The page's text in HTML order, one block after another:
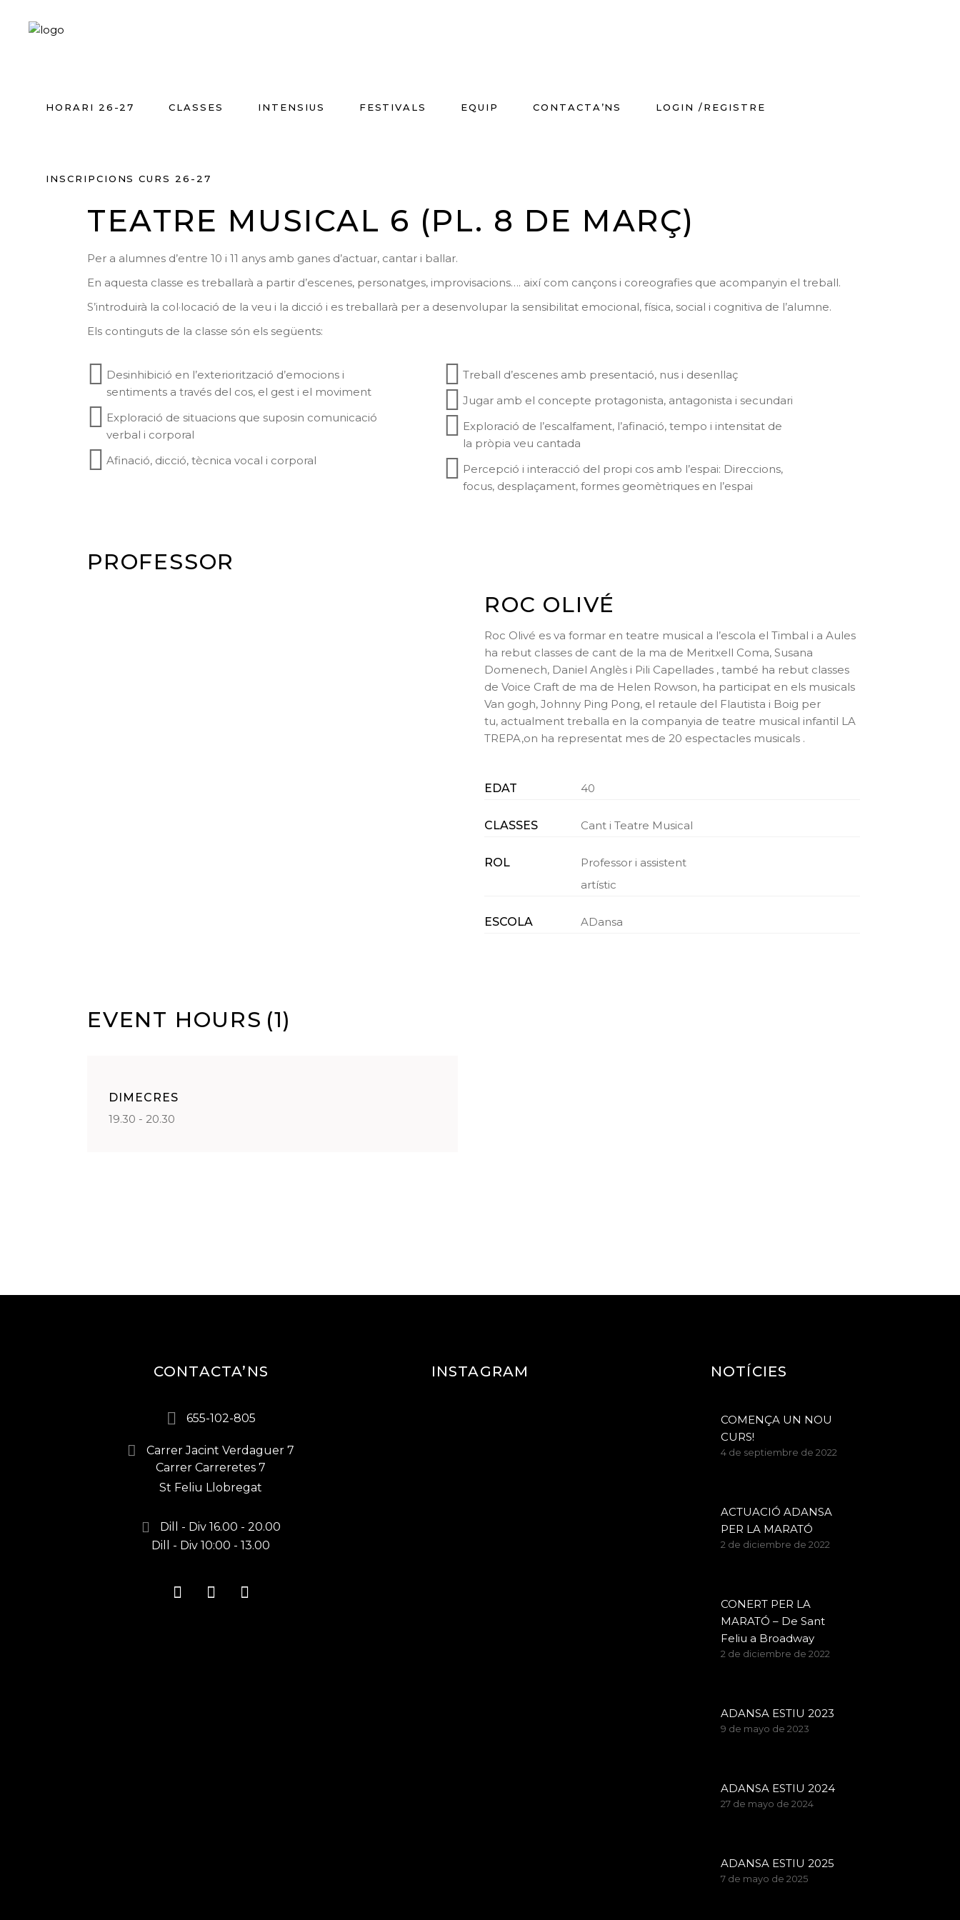
HORARI 26-27 CLASSES INTENSIUS FESTIVALS EQUIP CONTACTA’NS LOGIN /REGISTRE
INSCRIPCIONS CURS 26-27
TEATRE MUSICAL 6 (PL. 8 DE MARÇ)
Per a alumnes d’entre 10 i 11 anys amb ganes d’actuar, cantar i ballar.
En aquesta classe es treballarà a partir d’escenes, personatges, improvisacions…. així com cançons i coreografies que acompanyin el treball.
S’introduirà la col·locació de la veu i la dicció i es treballarà per a desenvolupar la sensibilitat emocional, física, social i cognitiva de l’alumne.
Els continguts de la classe són els següents:
Desinhibició en l’exteriorització d’emocions i
sentiments a través del cos, el gest i el moviment
Exploració de situacions que suposin comunicació
verbal i corporal
Afinació, dicció, tècnica vocal i corporal
Treball d’escenes amb presentació, nus i desenllaç
Jugar amb el concepte protagonista, antagonista i secundari
Exploració de l’escalfament, l’afinació, tempo i intensitat de
la pròpia veu cantada
Percepció i interacció del propi cos amb l’espai: Direccions,
focus, desplaçament, formes geomètriques en l’espai
PROFESSOR
ROC OLIVÉ
Roc Olivé es va formar en teatre musical a l’escola el Timbal i a Aules
ha rebut classes de cant de la ma de Meritxell Coma, Susana
Domenech, Daniel Anglès i Pili Capellades , també ha rebut classes
de Voice Craft de ma de Helen Rowson, ha participat en els musicals
Van gogh, Johnny Ping Pong, el retaule del Flautista i Boig per
tu, actualment treballa en la companyia de teatre musical infantil LA
TREPA,on ha representat mes de 20 espectacles musicals .
EDAT 40
CLASSES Cant i Teatre Musical
ROL
Professor i assistent
artístic
ESCOLA ADansa
EVENT HOURS (1)
DIMECRES
19.30 - 20.30
CONTACTA’NS
655-102-805
Carrer Jacint Verdaguer 7
Carrer Carreretes 7
St Feliu Llobregat
Dill - Div 16.00 - 20.00
Dill - Div 10:00 - 13.00
INSTAGRAM NOTÍCIES
COMENÇA UN NOU
CURS!
4 de septiembre de 2022
ACTUACIÓ ADANSA
PER LA MARATÓ
2 de diciembre de 2022
CONERT PER LA
MARATÓ – De Sant
Feliu a Broadway
2 de diciembre de 2022
ADANSA ESTIU 2023
9 de mayo de 2023
ADANSA ESTIU 2024
27 de mayo de 2024
ADANSA ESTIU 2025
7 de mayo de 2025